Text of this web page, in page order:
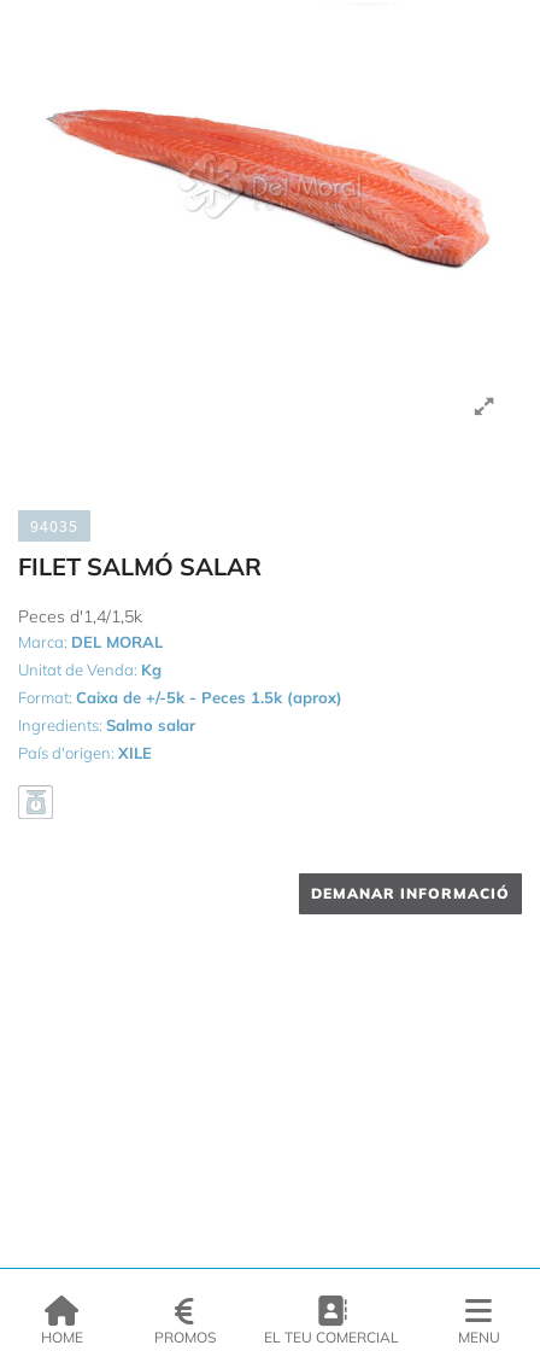
94035
FILET SALMÓ SALAR
Peces d'1,4/1,5k
Marca: DEL MORAL
Unitat de Venda: Kg
Format: Caixa de +/-5k - Peces 1.5k (aprox)
Ingredients: Salmo salar
País d'origen: XILE
DEMANAR INFORMACIÓ
HOME PROMOS EL TEU COMERCIAL MENU